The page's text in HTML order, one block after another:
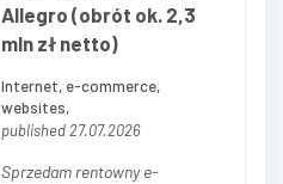
Allegro (obrót ok. 2,3
mln zł netto)
Internet, e-commerce,
websites,
published 27.07.2026
Sprzedam rentowny e-